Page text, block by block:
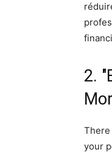
2.
There
your